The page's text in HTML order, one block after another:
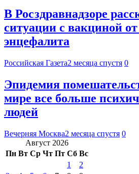
В Росздравнадзоре
ситуации с вакциной
энцефалита
Российская Газета2 месяца спустя 0
Эпидемия
мире все больше
людей
Вечерняя Москва2 месяца спустя 0
Август 2026
Пн Вт Ср Чт Пт Сб Вс
1
2